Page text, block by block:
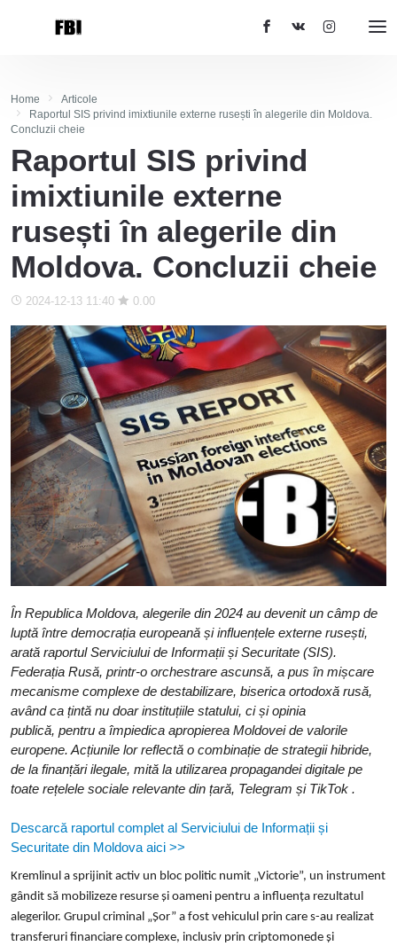
Home
Articole
Raportul SIS privind imixtiunile externe rusești în alegerile din Moldova.
Concluzii cheie
Raportul SIS privind
imixtiunile externe
rusești în alegerile din
Moldova. Concluzii cheie
2024-12-13 11:40 0.00
În Republica Moldova, alegerile din 2024 au devenit un câmp de
luptă între democrația europeană și influențele externe rusești,
arată raportul Serviciului de Informații și Securitate (SIS).
Federația Rusă, printr-o orchestrare ascunsă, a pus în mișcare
mecanisme complexe de destabilizare, biserica ortodoxă rusă,
având ca țintă nu doar instituțiile statului, ci și opinia
publică, pentru a împiedica apropierea Moldovei de valorile
europene. Acțiunile lor reflectă o combinație de strategii hibride,
de la finanțări ilegale, mită la utilizarea propagandei digitale pe
toate rețelele sociale relevante din țară, Telegram și TikTok .
Descarcă raportul complet al Serviciului de Informații și
Securitate din Moldova aici >>
Kremlinul a sprijinit activ un bloc politic numit „Victorie”, un instrument
gândit să mobilizeze resurse și oameni pentru a influența rezultatul
alegerilor. Grupul criminal „Șor” a fost vehiculul prin care s-au realizat
transferuri financiare complexe, inclusiv prin criptomonede și